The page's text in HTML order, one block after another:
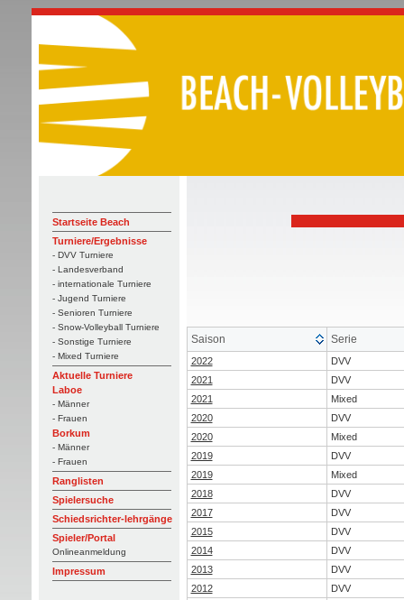
Startseite Beach
Turniere/Ergebnisse
- DVV Turniere
- Landesverband
- internationale Turniere
- Jugend Turniere
- Senioren Turniere
- Snow-Volleyball Turniere
- Sonstige Turniere
- Mixed Turniere
Aktuelle Turniere
Laboe
- Männer
- Frauen
Borkum
- Männer
- Frauen
Ranglisten
Spielersuche
Schiedsrichter-lehrgänge
Spieler/Portal
Onlineanmeldung
Impressum
Saison Serie
2022
DVV
2021
DVV
2021
Mixed
2020
DVV
2020
Mixed
2019
DVV
2019
Mixed
2018
DVV
2017
DVV
2015
DVV
2014
DVV
2013
DVV
2012
DVV